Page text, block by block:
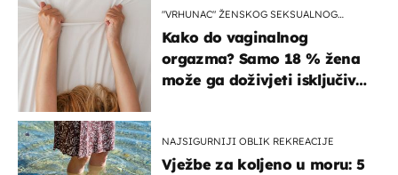
"VRHUNAC" ŽENSKOG SEKSUALNOG
Kako do vaginalnog
orgazma? Samo 18 % žena
može ga doživjeti isključivo
NAJSIGURNIJI OBLIK REKREACIJE
Vježbe za koljeno u moru: 5